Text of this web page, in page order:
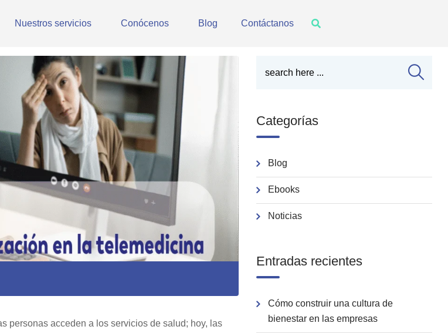
Nuestros servicios Conócenos Blog Contáctanos
personas acceden a los servicios de salud; hoy, las
Categorías
Blog
Ebooks
Noticias
Entradas recientes
Cómo construir una cultura de
bienestar en las empresas